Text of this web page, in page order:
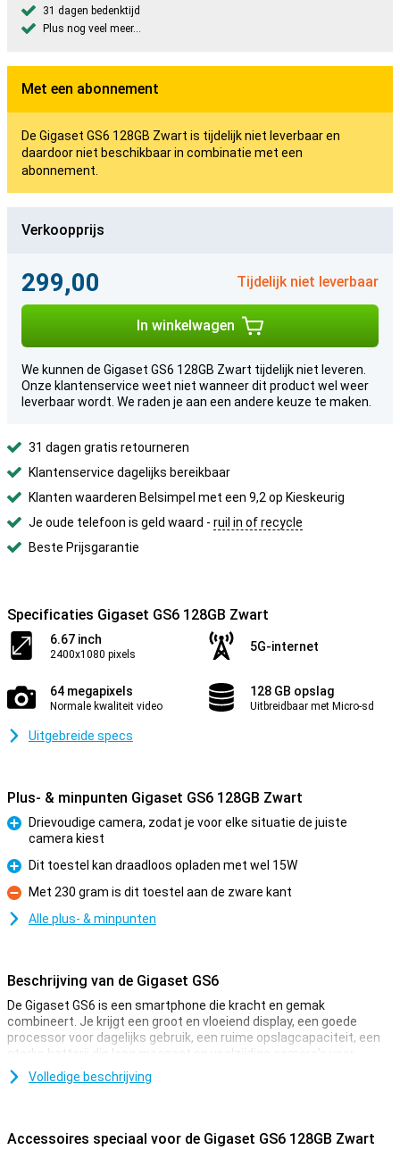
31 dagen bedenktijd
Plus nog veel meer...
Met een abonnement
De Gigaset GS6 128GB Zwart is tijdelijk niet leverbaar en
daardoor niet beschikbaar in combinatie met een
abonnement.
Verkoopprijs
299,00 Tijdelijk niet leverbaar
In winkelwagen
We kunnen de Gigaset GS6 128GB Zwart tijdelijk niet leveren.
Onze klantenservice weet niet wanneer dit product wel weer
leverbaar wordt. We raden je aan een andere keuze te maken.
31 dagen gratis retourneren
Klantenservice dagelijks bereikbaar
Klanten waarderen Belsimpel met een 9,2 op Kieskeurig
Je oude telefoon is geld waard - ruil in of recycle
Beste Prijsgarantie
Specificaties Gigaset GS6 128GB Zwart
6.67 inch
2400x1080 pixels
5G-internet
64 megapixels
Normale kwaliteit video
128 GB opslag
Uitbreidbaar met Micro-sd
Uitgebreide specs
Plus- & minpunten Gigaset GS6 128GB Zwart
Pluspunt
Drievoudige camera, zodat je voor elke situatie de juiste
camera kiest
Pluspunt
Dit toestel kan draadloos opladen met wel 15W
Minpunt
Met 230 gram is dit toestel aan de zware kant
Alle plus- & minpunten
Beschrijving van de Gigaset GS6
De Gigaset GS6 is een smartphone die kracht en gemak
combineert. Je krijgt een groot en vloeiend display, een goede
processor voor dagelijks gebruik, een ruime opslagcapaciteit, een
sterke batterij die lang meegaat en veelzijdige camera’s voor
scherpe foto’s. Ook profiteer je van een robuust design en een
prettige Android-ervaring.
Met de Gigaset GS6 geniet je van een groot 6.67 inch-scherm dat
Volledige beschrijving
Accessoires speciaal voor de Gigaset GS6 128GB Zwart